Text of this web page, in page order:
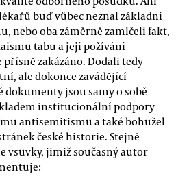
buď vůbec neznal základní
nebo oba záměrně zamlčeli fakt,
tabu a její požívání
zakázáno. Dodali tedy
ale dokonce zavádějící
dokumenty jsou samy o sobě
institucionální podpory
antisemitismu a také bohužel
české historie. Stejně
vsuvky, jimiž současný autor